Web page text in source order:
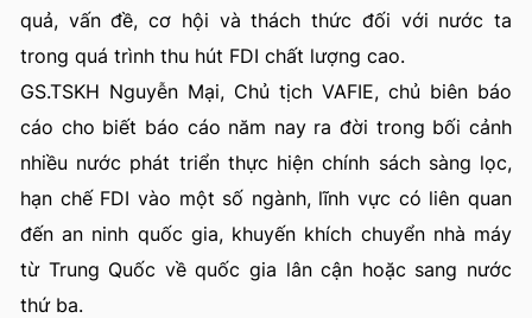
quả, vấn đề, cơ hội và thách thức đối với nước ta
trong quá trình thu hút FDI chất lượng cao.
GS.TSKH Nguyễn Mại, Chủ tịch VAFIE, chủ biên báo
cáo cho biết báo cáo năm nay ra đời trong bối cảnh
nhiều nước phát triển thực hiện chính sách sàng lọc,
hạn chế FDI vào một số ngành, lĩnh vực có liên quan
đến an ninh quốc gia, khuyến khích chuyển nhà máy
từ Trung Quốc về quốc gia lân cận hoặc sang nước
thứ ba.